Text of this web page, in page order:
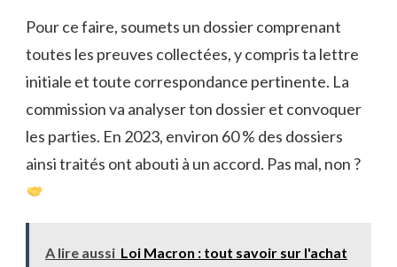
Pour ce faire, soumets un dossier comprenant
toutes les preuves collectées, y compris ta lettre
initiale et toute correspondance pertinente. La
commission va analyser ton dossier et convoquer
les parties. En 2023, environ 60 % des dossiers
ainsi traités ont abouti à un accord. Pas mal, non ?
A lire aussi Loi Macron : tout savoir sur l'achat